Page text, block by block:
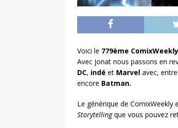
Voici le 779ème ComixWeekly
Avec Jonat nous passons en
DC, indé et Marvel avec,
encore Batman.
Le générique de ComixWeekly
Storytellingque vous pouvez